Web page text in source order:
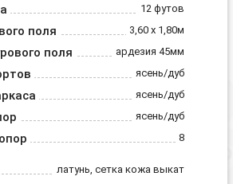
12 футов
поля 3,60 х 1,80м
поля ардезия 45мм
ясень/дуб
ясень/дуб
ясень/дуб
8
латунь, сетка кожа выкат